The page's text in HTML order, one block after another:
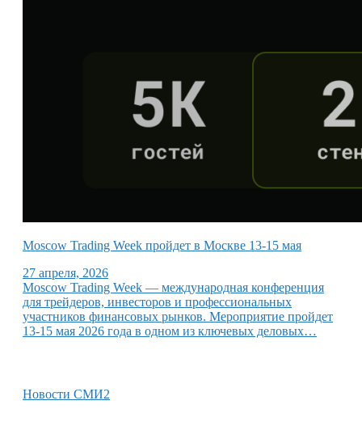
Moscow Trading Week пройдет в Москве 13-15 мая
27 апреля, 2026
Moscow Trading Week — международная конференция
для трейдеров, инвесторов и профессиональных
участников финансовых рынков. Мероприятие пройдет
13-15 мая 2026 года в одном из ключевых деловых…
Новости СМИ2